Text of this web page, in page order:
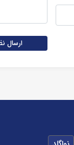
ارسال